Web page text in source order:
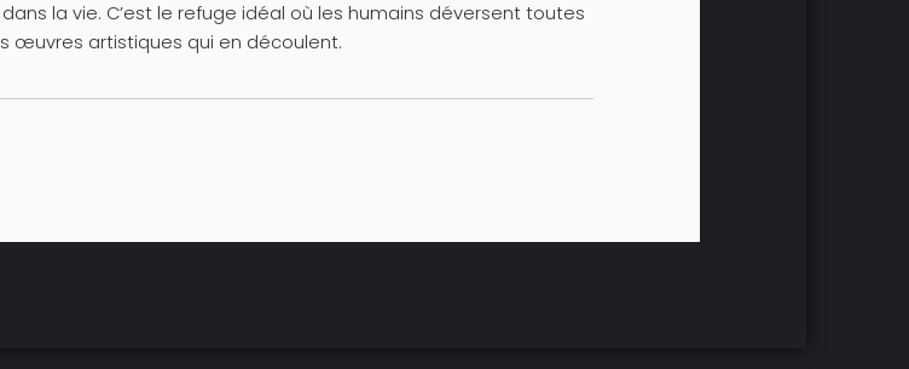
la vie. C’est le refuge idéal où les humains déversent toutes
œuvres artistiques qui en découlent.